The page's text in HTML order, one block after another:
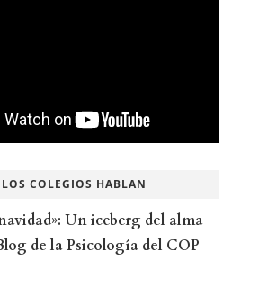
LOS COLEGIOS HABLAN
Un iceberg del alma
de la Psicología del COP